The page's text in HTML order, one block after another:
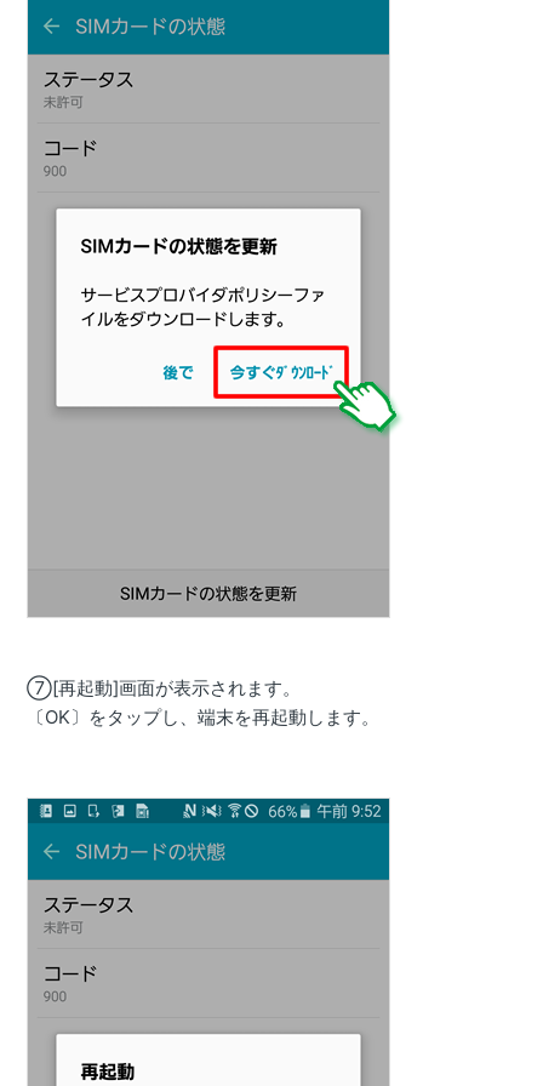
⑦[再起動]画面が表示されます。
〔OK〕をタップし、端末を再起動します。